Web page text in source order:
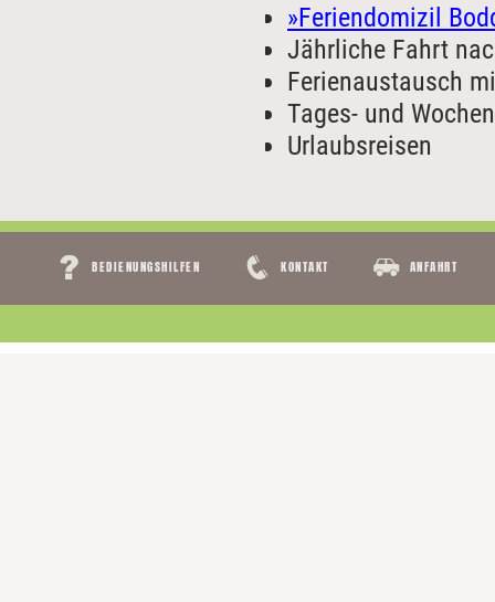
»Feriendomizil
Jährliche Fahrt
Ferienaustausch
Tages- und
Urlaubsreisen
Navigation
überspringen
BEDIENUNGSHILFEN KONTAKT ANFAHRT